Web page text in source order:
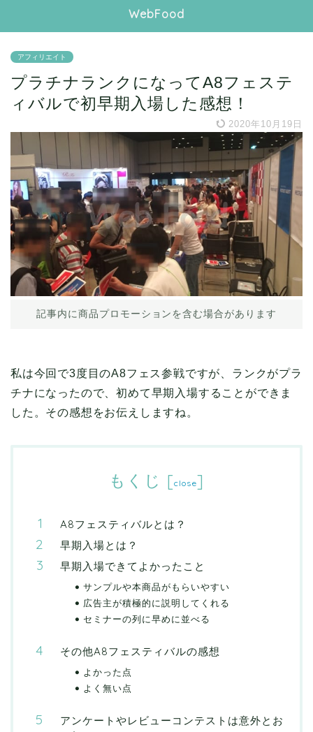
WebFood
アフィリエイト
プラチナランクになってA8フェステ
ィバルで初早期入場した感想！
2020年10月19日
記事内に商品プロモーションを含む場合があります
私は今回で3度目のA8フェス参戦ですが、ランクがプラ
チナになったので、初めて早期入場することができま
した。その感想をお伝えしますね。
もくじ [close]
A8フェスティバルとは？
早期入場とは？
早期入場できてよかったこと
サンプルや本商品がもらいやすい
広告主が積極的に説明してくれる
セミナーの列に早めに並べる
その他A8フェスティバルの感想
よかった点
よく無い点
アンケートやレビューコンテストは意外とお